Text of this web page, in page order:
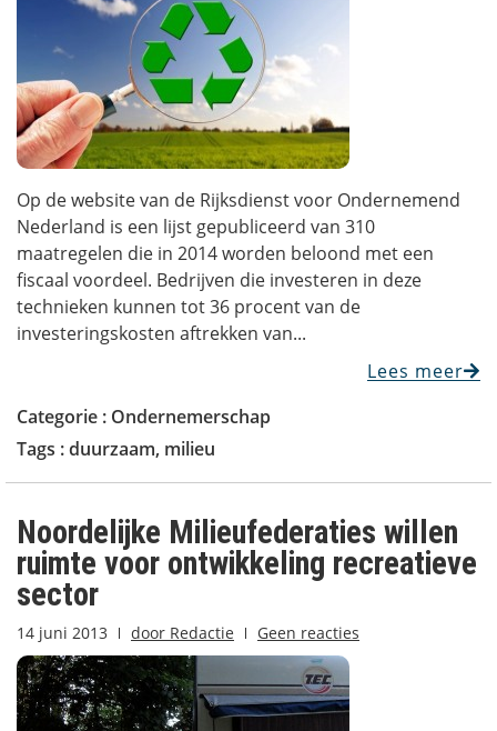
Op de website van de Rijksdienst voor Ondernemend
Nederland is een lijst gepubliceerd van 310
maatregelen die in 2014 worden beloond met een
fiscaal voordeel. Bedrijven die investeren in deze
technieken kunnen tot 36 procent van de
investeringskosten aftrekken van...
Lees meer
Categorie : Ondernemerschap
Tags :duurzaam, milieu
Noordelijke Milieufederaties willen
ruimte voor ontwikkeling recreatieve
sector
14 juni 2013 door Redactie Geen reacties